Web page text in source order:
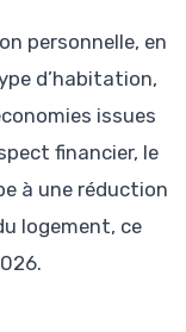
personnelle, en
d’habitation,
issues
financier, le
à une réduction
logement, ce